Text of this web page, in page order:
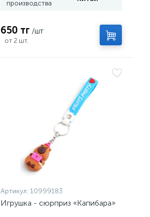
производства
650 тг /шт
от 2 шт.
Артикул: 10999183
Игрушка - сюрприз «Капибара»